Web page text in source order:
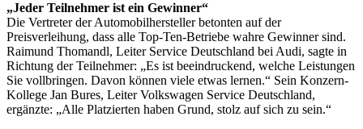
„Jeder Teilnehmer ist ein Gewinner“
Die Vertreter der Automobilhersteller betonten auf der
Preisverleihung, dass alle Top-Ten-Betriebe wahre Gewinner sind.
Raimund Thomandl, Leiter Service Deutschland bei Audi, sagte in
Richtung der Teilnehmer: „Es ist beeindruckend, welche Leistungen
Sie vollbringen. Davon können viele etwas lernen.“ Sein Konzern-
Kollege Jan Bures, Leiter Volkswagen Service Deutschland,
ergänzte: „Alle Platzierten haben Grund, stolz auf sich zu sein.“